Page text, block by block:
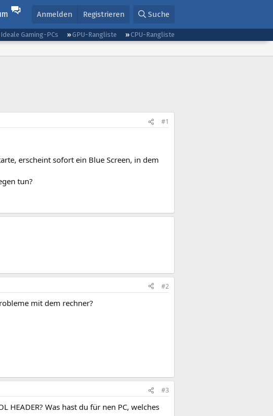
Anmelden Registrieren Suche
Ideale Gaming-PCs GPU-Rangliste
CPU-Rangliste
#1
erscheint sofort ein Blue Screen, in dem
tun?
#2
mit dem rechner?
#3
HEADER? Was hast du für nen PC, welches